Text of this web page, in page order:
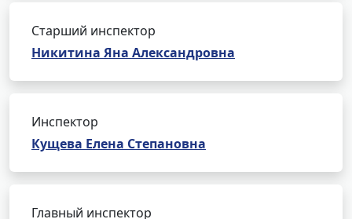
Старший инспектор
Никитина Яна Александровна
Инспектор
Кущева Елена Степановна
Главный инспектор